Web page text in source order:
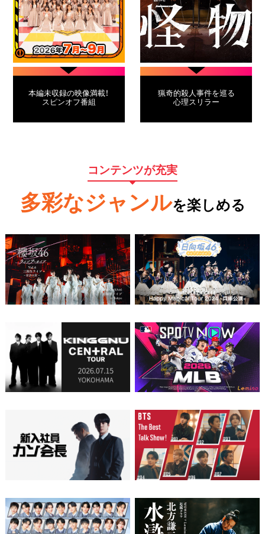
本編未収録の映像満載！
スピンオフ番組
猟奇的殺人事件を巡る
心理スリラー
コンテンツが充実
多彩なジャンルを楽しめる